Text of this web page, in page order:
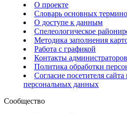
О проекте
Словарь основных
О доступе к данным
Спелеологическое
Методика заполнения
Работа с графикой
Контакты администраторов
Политика обработки
Согласие посетителя
персональных данных
Сообщество